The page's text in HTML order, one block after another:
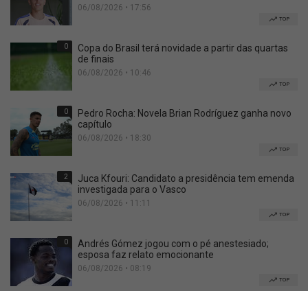
06/08/2026 • 17:56
TOP
0
Copa do Brasil terá novidade a partir das quartas
de finais
06/08/2026 • 10:46
TOP
0
Pedro Rocha: Novela Brian Rodríguez ganha novo
capítulo
06/08/2026 • 18:30
TOP
2
Juca Kfouri: Candidato a presidência tem emenda
investigada para o Vasco
06/08/2026 • 11:11
TOP
0
Andrés Gómez jogou com o pé anestesiado;
esposa faz relato emocionante
06/08/2026 • 08:19
TOP